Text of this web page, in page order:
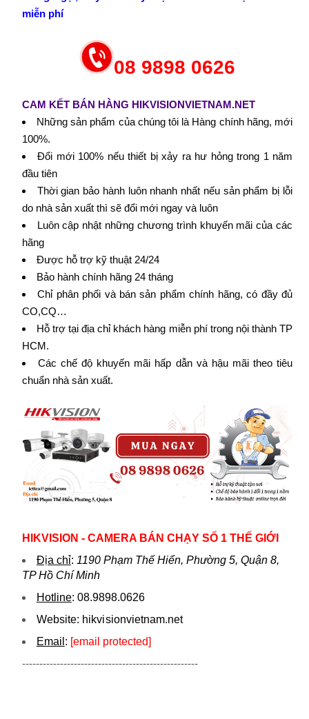
miễn phí
08 9898 0626
CAM KẾT BÁN HÀNG HIKVISIONVIETNAM.NET
Những sản phẩm của chúng tôi là Hàng chính hãng, mới
100%.
Đổi mới 100% nếu thiết bị xảy ra hư hỏng trong 1 năm
đầu tiên
Thời gian bảo hành luôn nhanh nhất nếu sản phẩm bị lỗi
do nhà sản xuất thì sẽ đổi mới ngay và luôn
Luôn cập nhật những chương trình khuyến mãi của các
hãng
Được hỗ trợ kỹ thuật 24/24
Bảo hành chính hãng 24 tháng
Chỉ phân phối và bán sản phẩm chính hãng, có đầy đủ
CO,CQ…
Hỗ trợ tại địa chỉ khách hàng miễn phí trong nội thành TP
HCM.
Các chế độ khuyến mãi hấp dẫn và hậu mãi theo tiêu
chuẩn nhà sản xuất.
HIKVISION - CAMERA BÁN CHẠY SỐ 1 THẾ GIỚI
Địa chỉ: 1190 Phạm Thế Hiển, Phường 5, Quận 8,
TP Hồ Chí Minh
Hotline: 08.9898.0626
Website: hikvi sionvietnam.net
Email : [email protected]
---------------------------------------------------